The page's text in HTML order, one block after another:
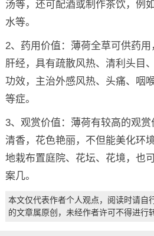
汤等，还可配酒或制作茶饮，例
水等。
2、药用价值：薄荷全草可供药用
肝经，具有疏散风热、清利头目
功效，主治外感风热、头痛、咽
等症。
3、观赏价值：薄荷有较高的观
清香，花色艳丽，不但能美化环
地栽布置庭院、花坛、花境，也
案几。
本文仅代表作者个人观点，阅读时请自
的文章属原创，未经作者许可不得进行